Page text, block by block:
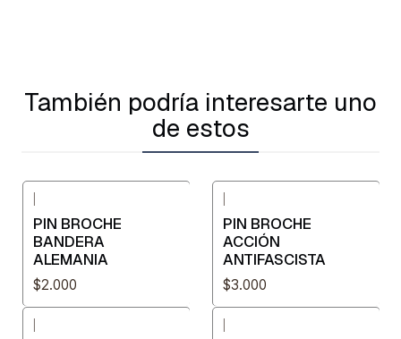
También podría interesarte uno
de estos
PIN BROCHE
BANDERA
ALEMANIA
$2.000
PIN BROCHE
ACCIÓN
ANTIFASCISTA
$3.000